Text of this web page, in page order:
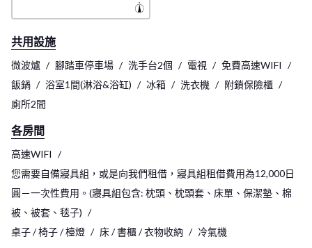
共用設施
微波爐 腳踏車停車場 洗手台2個 電視
免費高速WIFI
飯鍋
浴室1間(淋浴&浴缸) 冰箱 洗衣機
附鎖保險櫃
廁所2間
各房間
高速WIFI
您需要自備寢具組，或是向我們租借，寢具組租借費用為12,000日
圓－一次性費用。(寢具組包含: 枕頭、枕頭套、床單、保潔墊、棉
被、被套、毯子)
桌子 / 椅子 / 檯燈
床 / 書櫃 / 衣物收納 冷氣機